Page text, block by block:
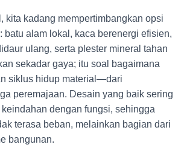
kita kadang mempertimbangkan opsi
batu alam lokal, kaca berenergi efisien,
ulang, serta plester mineral tahan
sekadar gaya; itu soal bagaimana
siklus hidup material—dari
peremajaan. Desain yang baik sering
dengan fungsi, sehingga
terasa beban, melainkan bagian dari
bangunan.